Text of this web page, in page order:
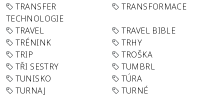
TRANSFER
TECHNOLOGIE
TRANSFORMACE
TRAVEL
TRAVEL BIBLE
TRÉNINK
TRHY
TRIP
TROŠKA
TŘI SESTRY
TUMBRL
TUNISKO
TÚRA
TURNAJ
TURNÉ